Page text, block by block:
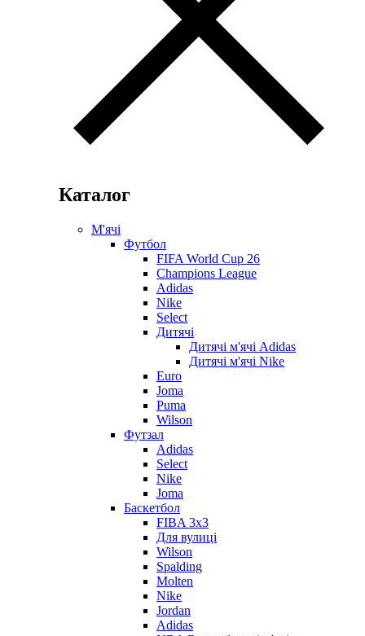
Каталог
М'ячі
Футбол
FIFA World Cup 26
Champions League
Adidas
Nike
Select
Дитячі
Дитячі м'ячі Adidas
Дитячі м'ячі Nike
Euro
Joma
Puma
Wilson
Футзал
Adidas
Select
Nike
Joma
Баскетбол
FIBA 3x3
Для вулиці
Wilson
Spalding
Molten
Nike
Jordan
Adidas